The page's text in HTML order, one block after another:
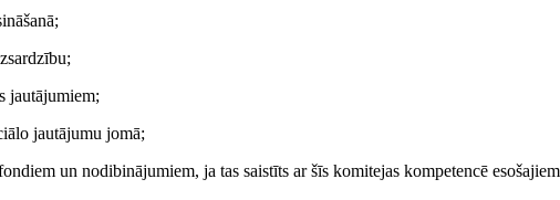
jautājumiem;
jautājumu jomā;
un nodibinājumiem, ja tas saistīts ar šīs komitejas kompetencē esošajiem